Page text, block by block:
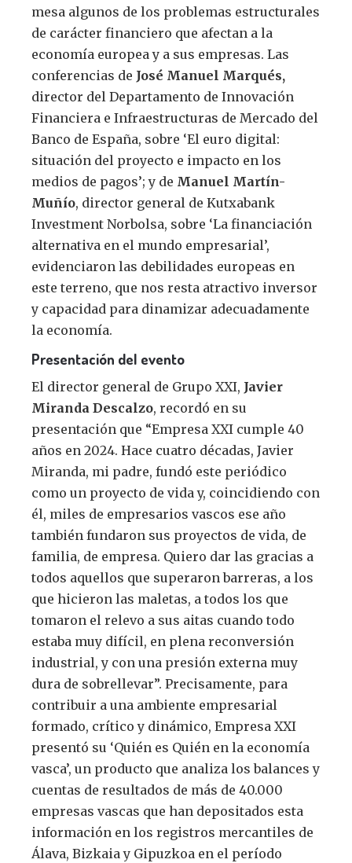
mesa algunos de los problemas estructurales
de carácter financiero que afectan a la
economía europea y a sus empresas. Las
conferencias de José Manuel Marqués,
director del Departamento de Innovación
Financiera e Infraestructuras de Mercado del
Banco de España, sobre ‘El euro digital:
situación del proyecto e impacto en los
medios de pagos’; y de Manuel Martín-
Muñío, director general de Kutxabank
Investment Norbolsa, sobre ‘La financiación
alternativa en el mundo empresarial’,
evidenciaron las debilidades europeas en
este terreno, que nos resta atractivo inversor
y capacidad para dinamizar adecuadamente
la economía.
Presentación del evento
El director general de Grupo XXI, Javier
Miranda Descalzo, recordó en su
presentación que “Empresa XXI cumple 40
años en 2024. Hace cuatro décadas, Javier
Miranda, mi padre, fundó este periódico
como un proyecto de vida y, coincidiendo con
él, miles de empresarios vascos ese año
también fundaron sus proyectos de vida, de
familia, de empresa. Quiero dar las gracias a
todos aquellos que superaron barreras, a los
que hicieron las maletas, a todos los que
tomaron el relevo a sus aitas cuando todo
estaba muy difícil, en plena reconversión
industrial, y con una presión externa muy
dura de sobrellevar”. Precisamente, para
contribuir a una ambiente empresarial
formado, crítico y dinámico, Empresa XXI
presentó su ‘Quién es Quién en la economía
vasca’, un producto que analiza los balances y
cuentas de resultados de más de 40.000
empresas vascas que han depositados esta
información en los registros mercantiles de
Álava, Bizkaia y Gipuzkoa en el período